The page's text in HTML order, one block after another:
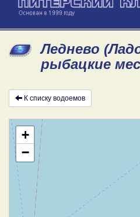
Леднево
рыбацкие
К списку водоемов
+
−